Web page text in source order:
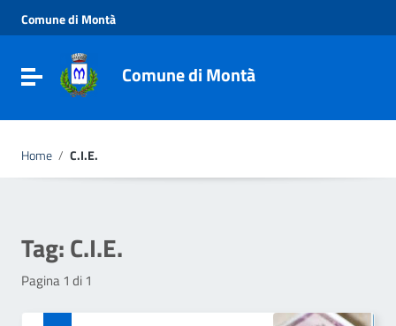
Vai al menu di navigazione
Vai al footer
Comune di Montà
Toggle navigationComune di Montà
Home / C.I.E.
Tag:C.I.E.
Pagina 1 di 1